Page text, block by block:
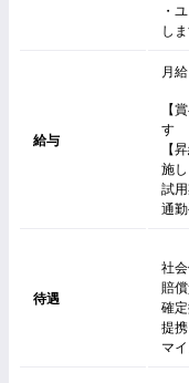
・
し
給与
月
【
す
【
施
試
通
待遇
社
賠
確
提
マ